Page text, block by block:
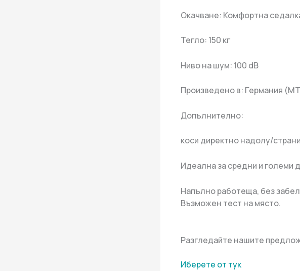
Окачване: Комфортна
Тегло: 150 кг
Ниво на шум: 100 dB
Произведено в: Германия
Допълнително:
коси директно надолу/
Идеална за средни и големи
Напълно работеща, без
Възможен тест на място.
Разгледайте нашите
Иберете от тук